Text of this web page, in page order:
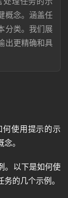
概念。涵盖任
分类。我们展
出更精确和具
使用提示的示
。
。以下是如何使
的几个示例。